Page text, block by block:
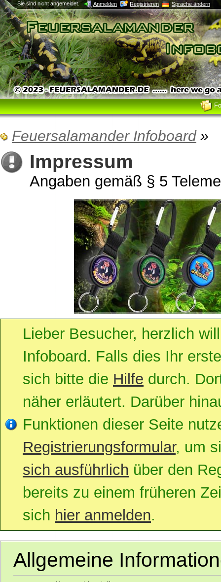
Sie sind nicht angemeldet. Anmelden Registrieren Sprache ändern
Feuersalamander Infoboard»
Impressum
Angaben gemäß § 5
Lieber Besucher, herzlich
Infoboard. Falls dies Ihr
sich bitte die Hilfe durch.
näher erläutert. Darüber
Funktionen dieser Seite
Registrierungsformular, um
sich ausführlich über den
bereits zu einem früheren
sich hier anmelden.
Allgemeine